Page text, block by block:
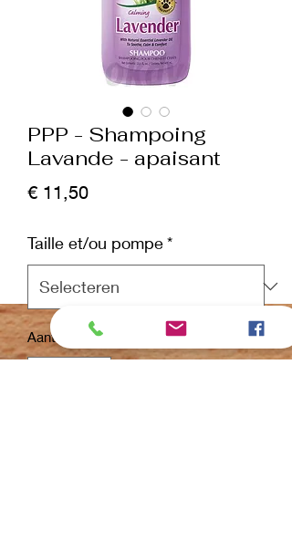
PPP - Shampoing
Lavande - apaisant
€ 11,50Prijs
Taille et/ou pompe*
Aantal